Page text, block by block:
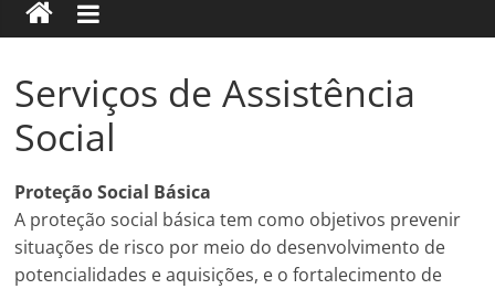
Turística
Guaratinguetá
Prefeitura
Turística
Guaratinguetá
Serviços de Assistência
Social
Proteção Social Básica
A proteção social básica tem como objetivos prevenir
situações de risco por meio do desenvolvimento de
potencialidades e aquisições, e o fortalecimento de